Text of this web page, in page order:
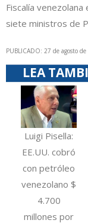
Fiscalía
siete ministros de
PUBLICADO: 27 de agosto
LEA
Luigi Pisella:
EE.UU. cobró
con petróleo
venezolano $
4.700
millones por